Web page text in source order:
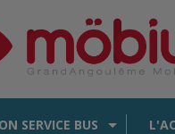
SERVICE BUS